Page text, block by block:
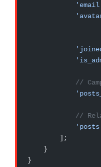
//
//
        ];
    }
}